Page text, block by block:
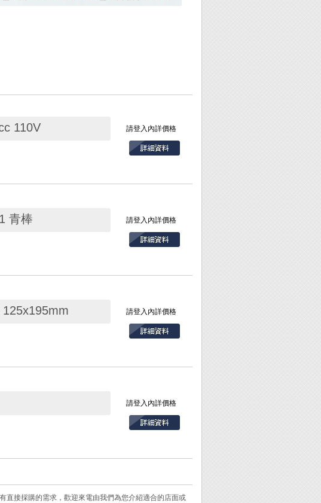
110V 請登入內詳價格
全系列均附有蓋子及籃子
受退換。
業、機械工業、金屬工業、貴
度及槽溫，約7秒後回復時間
成，功能顯示回復到時間設
溫度。
青棒 請登入內詳價格
屬細磨(鏡面拋光)使用。
請登入內詳價格
他金屬類皆可擦拭，可去除輕微
可噴灑少許的水在超微粒子拋光
拋光後請用乾淨的布或面紙將表
拭寶石、珍珠、照相機鏡頭或眼
效力。
、黃銅、白銅、鐵、不鏽鋼、
請登入內詳價格
直接採購的需求，歡迎來電由我們為您介紹適合的店面或